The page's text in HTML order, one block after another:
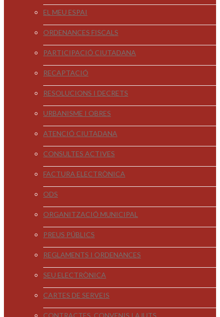
EL MEU ESPAI
ORDENANCES FISCALS
PARTICIPACIÓ CIUTADANA
RECAPTACIÓ
RESOLUCIONS I DECRETS
URBANISME I OBRES
ATENCIÓ CIUTADANA
CONSULTES ACTIVES
FACTURA ELECTRÒNICA
ODS
ORGANITZACIÓ MUNICIPAL
PREUS PÚBLICS
REGLAMENTS I ORDENANCES
SEU ELECTRÒNICA
CARTES DE SERVEIS
CONTRACTES, CONVENIS I AJUTS